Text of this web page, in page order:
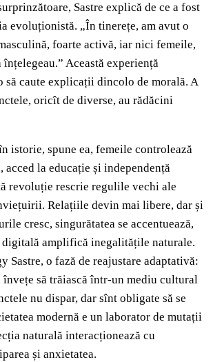
Sastre explică de ce a fost
evoluționistă. „În tinerețe, am avut o
foarte activă, iar nici femeile,
Această experiență
să caute explicații dincolo de morală. A
oricît de diverse, au rădăcini
istorie, spune ea, femeile controlează
la educație și independență
revoluție rescrie regulile vechi ale
Relațiile devin mai libere, dar și
cresc, singurătatea se accentuează,
digitală amplifică inegalitățile naturale.
Sastre, o fază de reajustare adaptativă:
să trăiască într-un mediu cultural
nu dispar, dar sînt obligate să se
modernă e un laborator de mutații
naturală interacționează cu
și anxietatea.